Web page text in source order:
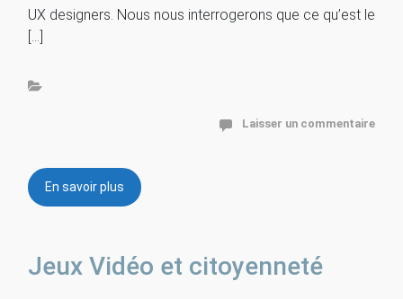
UX designers. Nous nous interrogerons que ce qu’est le
[…]
Laisser un commentaire
En savoir plus
Jeux Vidéo et citoyenneté